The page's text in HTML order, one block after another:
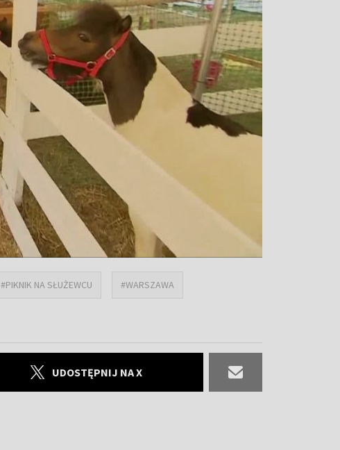
#PIKNIK NA SŁUŻEWCU #WARSZAWA
UDOSTĘPNIJ NA X